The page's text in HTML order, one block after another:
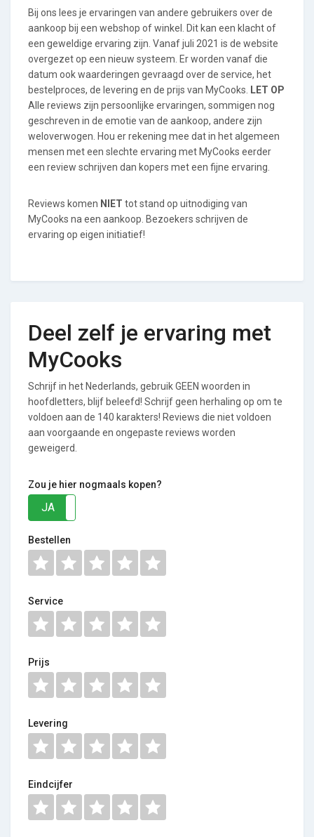
Bij ons lees je ervaringen van andere gebruikers over de
aankoop bij een webshop of winkel. Dit kan een klacht of
een geweldige ervaring zijn. Vanaf juli 2021 is de website
overgezet op een nieuw systeem. Er worden vanaf die
datum ook waarderingen gevraagd over de service, het
bestelproces, de levering en de prijs van MyCooks.
LET OP
Alle reviews zijn persoonlijke ervaringen, sommigen nog
geschreven in de emotie van de aankoop, andere zijn
weloverwogen. Hou er rekening mee dat in het algemeen
mensen met een slechte ervaring met MyCooks eerder
een review schrijven dan kopers met een fijne ervaring.
Reviews komen NIET tot stand op uitnodiging van
MyCooks na een aankoop. Bezoekers schrijven de
ervaring op eigen initiatief!
Deel zelf je ervaring met
MyCooks
Schrijf in het Nederlands, gebruik GEEN woorden in
hoofdletters, blijf beleefd! Schrijf geen herhaling op om te
voldoen aan de 140 karakters! Reviews die niet voldoen
aan voorgaande en ongepaste reviews worden
geweigerd.
Zou je hier nogmaals kopen?
JA
Bestellen
Service
Prijs
Levering
Eindcijfer